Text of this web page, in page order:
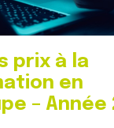
prix à la
en
– Année